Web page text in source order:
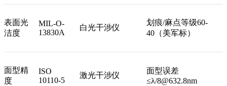
表面光
洁度
MIL-O-
13830A
白光干涉仪
划痕/麻点等级60-
40（美军标）
面型精
度
ISO
10110-5
激光干涉仪
面型误差
≤λ/8@632.8nm